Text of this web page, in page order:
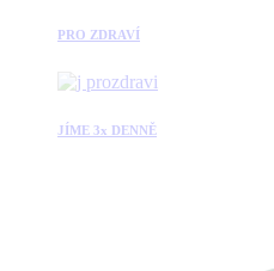
PRO ZDRAVÍ
JÍME 3x DENNĚ